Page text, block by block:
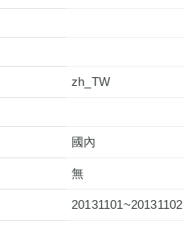
zh_TW
國內
無
20131101~20131102